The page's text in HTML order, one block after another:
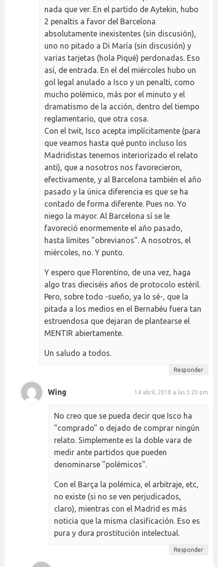
nada que ver. En el partido de Aytekin, hubo
2 penaltis a favor del Barcelona
absolutamente inexistentes (sin discusión),
uno no pitado a Di María (sin discusión) y
varias tarjetas (hola Piqué) perdonadas. Eso
así, de entrada. En el del miércoles hubo un
gol legal anulado a Isco y un penalti, como
mucho polémico, más por el minuto y el
dramatismo de la acción, dentro del tiempo
reglamentario, que otra cosa.
Con el twit, Isco acepta implícitamente (para
que veamos hasta qué punto incluso los
Madridistas tenemos interiorizado el relato
anti), que a nosotros nos favorecieron,
efectivamente, y al Barcelona también el año
pasado y la única diferencia es que se ha
contado de forma diferente. Pues no. Yo
niego la mayor. Al Barcelona sí se le
favoreció enormemente el año pasado,
hasta límites "obrevianos". A nosotros, el
miércoles, no. Y punto.
Y espero que Florentino, de una vez, haga
algo tras dieciséis años de protocolo estéril.
Pero, sobre todo -sueño, ya lo sé-, que la
pitada a los medios en el Bernabéu fuera tan
estruendosa que dejaran de plantearse el
MENTIR abiertamente.
Un saludo a todos.
Responder
Wing 14 abril, 2018 a las 3:20 pm
No creo que se pueda decir que Isco ha
"comprado" o dejado de comprar ningún
relato. Simplemente es la doble vara de
medir ante partidos que pueden
denominarse "polémicos".
Con el Barça la polémica, el arbitraje, etc,
no existe (si no se ven perjudicados,
claro), mientras con el Madrid es más
noticia que la misma clasificación. Eso es
pura y dura prostitución intelectual.
Responder